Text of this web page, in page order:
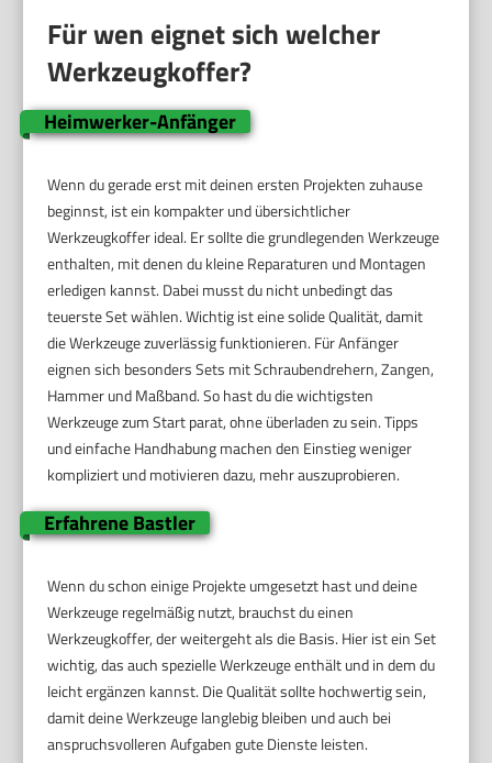
Für wen eignet sich welcher
Werkzeugkoffer?
Heimwerker-Anfänger
Wenn du gerade erst mit deinen ersten Projekten zuhause
beginnst, ist ein kompakter und übersichtlicher
Werkzeugkoffer ideal. Er sollte die grundlegenden Werkzeuge
enthalten, mit denen du kleine Reparaturen und Montagen
erledigen kannst. Dabei musst du nicht unbedingt das
teuerste Set wählen. Wichtig ist eine solide Qualität, damit
die Werkzeuge zuverlässig funktionieren. Für Anfänger
eignen sich besonders Sets mit Schraubendrehern, Zangen,
Hammer und Maßband. So hast du die wichtigsten
Werkzeuge zum Start parat, ohne überladen zu sein. Tipps
und einfache Handhabung machen den Einstieg weniger
kompliziert und motivieren dazu, mehr auszuprobieren.
Erfahrene Bastler
Wenn du schon einige Projekte umgesetzt hast und deine
Werkzeuge regelmäßig nutzt, brauchst du einen
Werkzeugkoffer, der weitergeht als die Basis. Hier ist ein Set
wichtig, das auch spezielle Werkzeuge enthält und in dem du
leicht ergänzen kannst. Die Qualität sollte hochwertig sein,
damit deine Werkzeuge langlebig bleiben und auch bei
anspruchsvolleren Aufgaben gute Dienste leisten.